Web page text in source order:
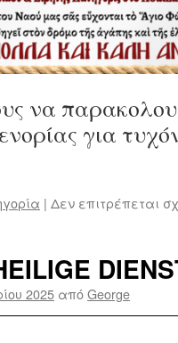
να
για
| Δεν επιτρέπεται
2025 απόGeorge